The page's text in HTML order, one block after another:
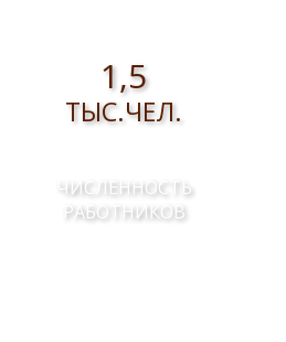
1,5
ТЫС.ЧЕЛ.
ЧИСЛЕННОСТЬ
РАБОТНИКОВ